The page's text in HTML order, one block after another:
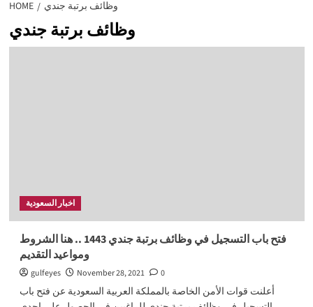
HOME وظائف برتبة جندي
وظائف برتبة جندي
اخبار السعودية
فتح باب التسجيل في وظائف برتبة جندي 1443 .. هنا الشروط
ومواعيد التقديم
gulfeyes November 28, 2021
0
أعلنت قوات الأمن الخاصة بالمملكة العربية السعودية عن فتح باب